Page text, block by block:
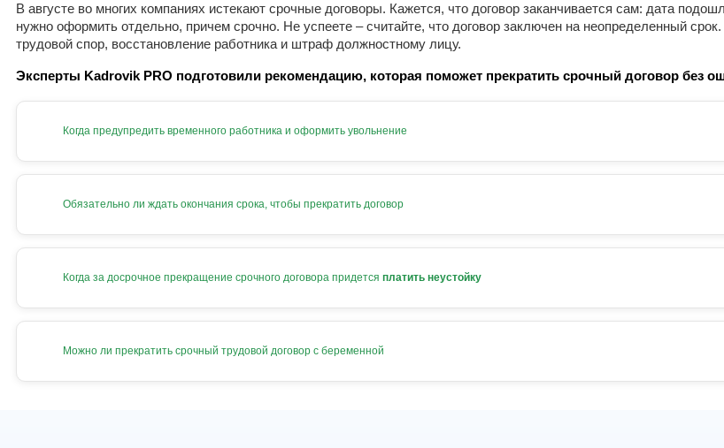
В августе во многих компаниях истекают срочные договоры. Кажется, что договор заканчивается сам: дата
нужно оформить отдельно, причем срочно. Не успеете – считайте, что договор заключен на неопределенный
трудовой спор, восстановление работника и штраф должностному лицу.
Эксперты Kadrovik PRO подготовили рекомендацию, которая поможет прекратить срочный договор без
Когда предупредить временного работника и оформить увольнение
Обязательно ли ждать окончания срока, чтобы прекратить договор
Когда за досрочное прекращение срочного договора придется платить неустойку
Можно ли прекратить срочный трудовой договор с беременной